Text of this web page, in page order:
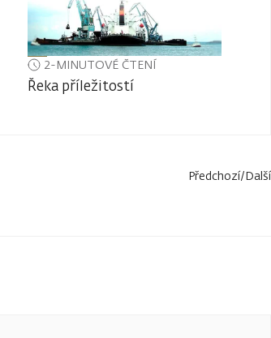
2-MINUTOVÉ ČTENÍ
Řeka příležitostí
Předchozí/Další